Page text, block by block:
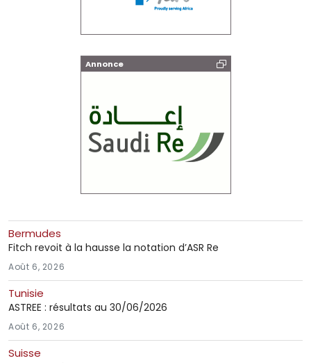
Annonce
Bermudes
Fitch revoit à la hausse la notation d’ASR Re
Août 6, 2026
Tunisie
ASTREE : résultats au 30/06/2026
Août 6, 2026
Suisse